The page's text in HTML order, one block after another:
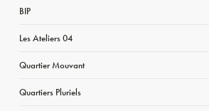
BIP
Les Ateliers 04
Quartier Mouvant
Quartiers Pluriels